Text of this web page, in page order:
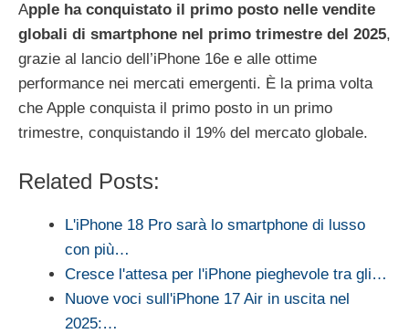
Apple ha conquistato il primo posto nelle vendite
globali di smartphone nel primo trimestre del 2025,
grazie al lancio dell’iPhone 16e e alle ottime
performance nei mercati emergenti. È la prima volta
che Apple conquista il primo posto in un primo
trimestre, conquistando il 19% del mercato globale.
Related Posts:
L'iPhone 18 Pro sarà lo smartphone di lusso
con più…
Cresce l'attesa per l'iPhone pieghevole tra gli…
Nuove voci sull'iPhone 17 Air in uscita nel
2025:…